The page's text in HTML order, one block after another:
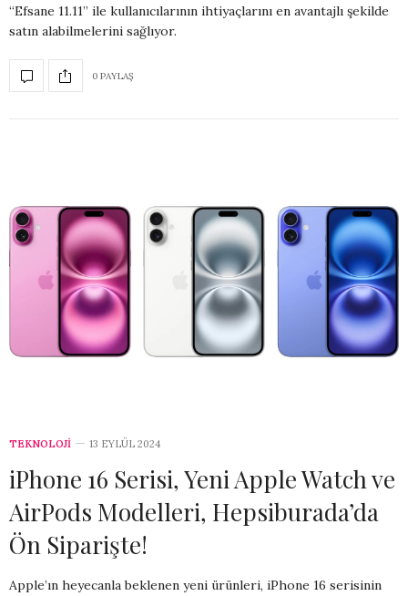
“Efsane 11.11” ile kullanıcılarının ihtiyaçlarını en avantajlı şekilde
satın alabilmelerini sağlıyor.
0 PAYLAŞ
TEKNOLOJİ 13 EYLÜL 2024
iPhone 16 Serisi, Yeni Apple Watch ve
AirPods Modelleri, Hepsiburada’da
Ön Siparişte!
Apple’ın heyecanla beklenen yeni ürünleri, iPhone 16 serisinin